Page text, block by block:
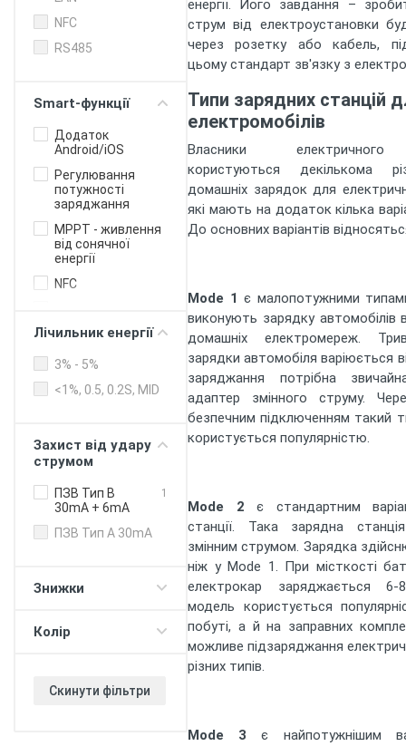
NFC
RS485
Smart-функції
Додаток
Android/iOS
Регулювання
потужності
заряджання
MPPT - живлення
від сонячної
енергії
NFC
бізнесу
Онлайн-
електромобіль
Балансування
потужності
зарядні станції
Push-сповіщення
V2H - повербанк з
Лічильник енергії
3% - 5%
<1%, 0.5, 0.2S, MID
Захист від удару
струмом
ПЗВ Тип B
30mA + 6mA
1
ПЗВ Тип А 30mA
Знижки
Колір
Скинути фільтри
енергії. Його завдання –
струм від електроустановки
через розетку або кабель,
цьому стандарт зв'язку з
Типи зарядних станцій
електромобілів
Власники електричного
користуються декількома
домашніх зарядок для
які мають на додаток кілька
До основних варіантів
Mode 1 є малопотужними
виконують зарядку автомобілів
домашніх електромереж.
зарядки автомобіля варіюється
заряджання потрібна
адаптер змінного струму.
безпечним підключенням такий
користується популярністю.
Mode 2 є стандартним
станції. Така зарядна
змінним струмом. Зарядка
ніж у Mode 1. При місткості
електрокар заряджається
модель користується
побуті, а й на заправних
можливе підзаряджання
різних типів.
Mode 3 є найпотужнішим